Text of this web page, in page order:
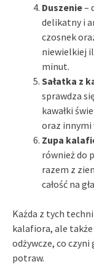
Duszenie–
delikatny i
czosnek
niewielkiej
minut.
Sałatka z
sprawdza
kawałki
oraz innymi
Zupa
również do
razem z
całość na
Każda z tych
kalafiora, ale
odżywcze, co
potraw.